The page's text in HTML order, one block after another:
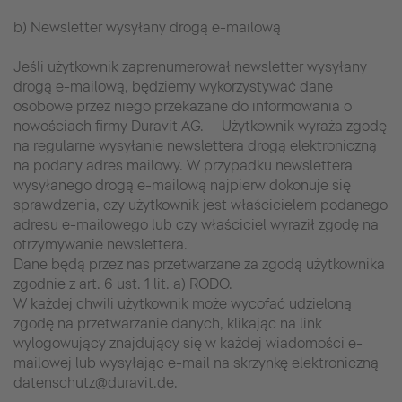
b) Newsletter wysyłany drogą e-mailową
Jeśli użytkownik zaprenumerował newsletter wysyłany
drogą e-mailową, będziemy wykorzystywać dane
osobowe przez niego przekazane do informowania o
nowościach firmy Duravit AG. Użytkownik wyraża zgodę
na regularne wysyłanie newslettera drogą elektroniczną
na podany adres mailowy. W przypadku newslettera
wysyłanego drogą e-mailową najpierw dokonuje się
sprawdzenia, czy użytkownik jest właścicielem podanego
adresu e-mailowego lub czy właściciel wyraził zgodę na
otrzymywanie newslettera.
Dane będą przez nas przetwarzane za zgodą użytkownika
zgodnie z art. 6 ust. 1 lit. a) RODO.
W każdej chwili użytkownik może wycofać udzieloną
zgodę na przetwarzanie danych, klikając na link
wylogowujący znajdujący się w każdej wiadomości e-
mailowej lub wysyłając e-mail na skrzynkę elektroniczną
datenschutz@duravit.de.